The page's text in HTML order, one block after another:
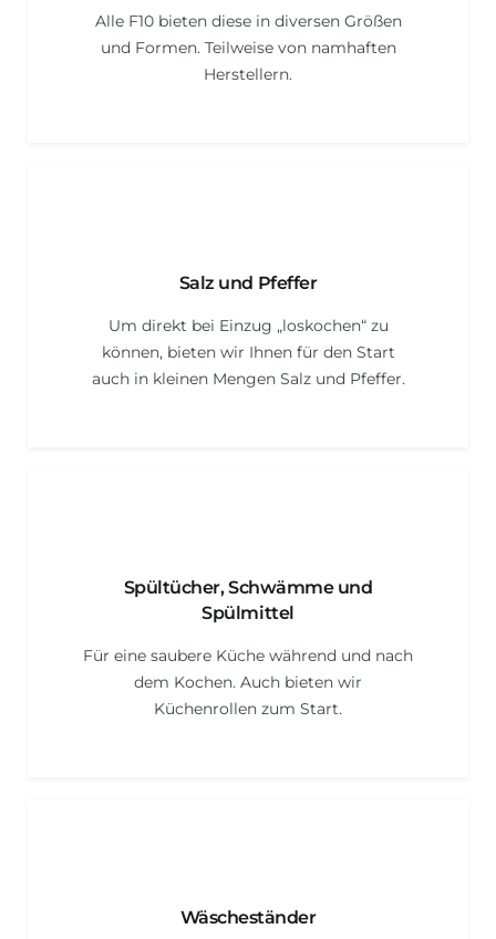
Alle F10 bieten diese in diversen Größen
und Formen. Teilweise von namhaften
Herstellern.
Salz und Pfeffer
Um direkt bei Einzug „loskochen“ zu
können, bieten wir Ihnen für den Start
auch in kleinen Mengen Salz und Pfeffer.
Spültücher, Schwämme und
Spülmittel
Für eine saubere Küche während und nach
dem Kochen. Auch bieten wir
Küchenrollen zum Start.
Wäscheständer